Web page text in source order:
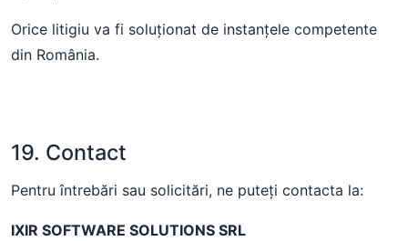
Orice litigiu va fi soluționat de instanțele competente
din România.
19. Contact
Pentru întrebări sau solicitări, ne puteți contacta la:
IXIR SOFTWARE SOLUTIONS SRL